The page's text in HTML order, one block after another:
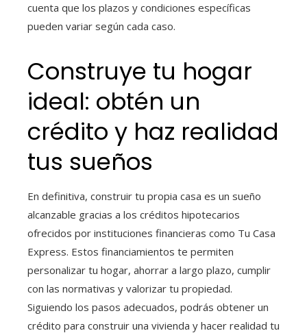
cuenta que los plazos y condiciones específicas
pueden variar según cada caso.
Construye tu hogar
ideal: obtén un
crédito y haz realidad
tus sueños
En definitiva, construir tu propia casa es un sueño
alcanzable gracias a los créditos hipotecarios
ofrecidos por instituciones financieras como Tu Casa
Express. Estos financiamientos te permiten
personalizar tu hogar, ahorrar a largo plazo, cumplir
con las normativas y valorizar tu propiedad.
Siguiendo los pasos adecuados, podrás obtener un
crédito para construir una vivienda y hacer realidad tu